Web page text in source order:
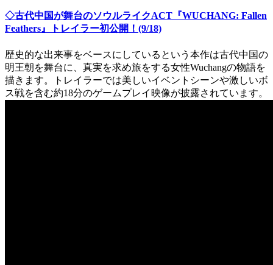
◇古代中国が舞台のソウルライクACT『WUCHANG: Fallen
Feathers』トレイラー初公開！(9/18)
歴史的な出来事をベースにしているという本作は古代中国の
明王朝を舞台に、真実を求め旅をする女性Wuchangの物語を
描きます。トレイラーでは美しいイベントシーンや激しいボ
ス戦を含む約18分のゲームプレイ映像が披露されています。